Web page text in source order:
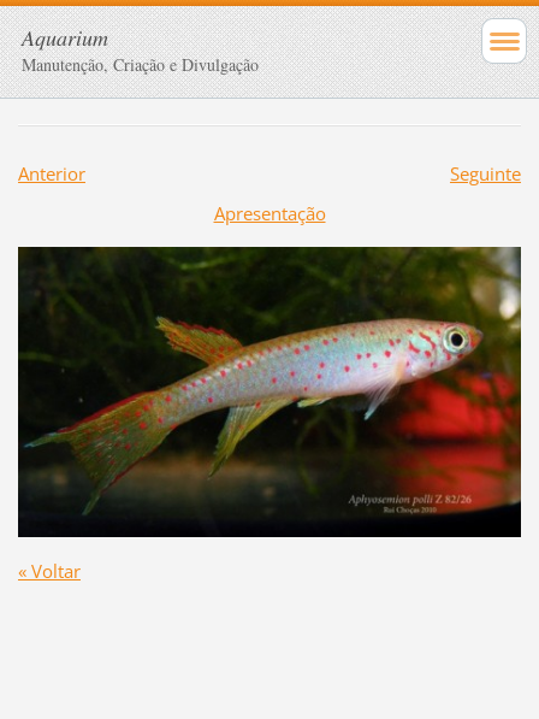
Aquarium
Manutenção, Criação e Divulgação
Anterior
Seguinte
Apresentação
« Voltar